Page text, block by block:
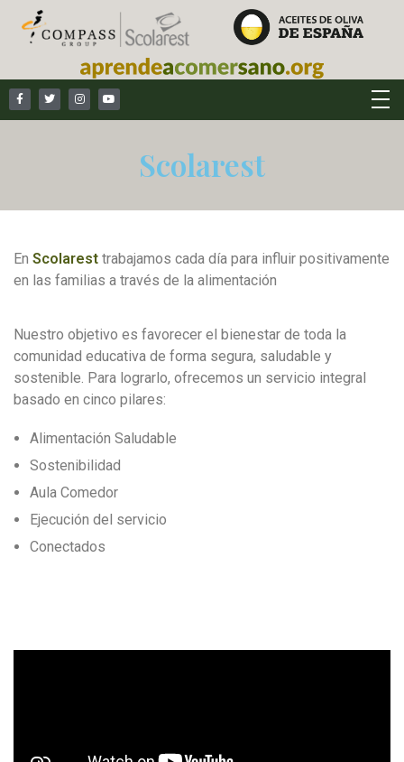
Scolarest
En Scolarest trabajamos cada día para influir positivamente
en las familias a través de la alimentación
Nuestro objetivo es favorecer el bienestar de toda la
comunidad educativa de forma segura, saludable y
sostenible. Para lograrlo, ofrecemos un servicio integral
basado en cinco pilares:
Alimentación Saludable
Sostenibilidad
Aula Comedor
Ejecución del servicio
Conectados